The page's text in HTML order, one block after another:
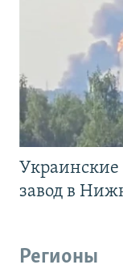
Украинские
завод в
Регионы